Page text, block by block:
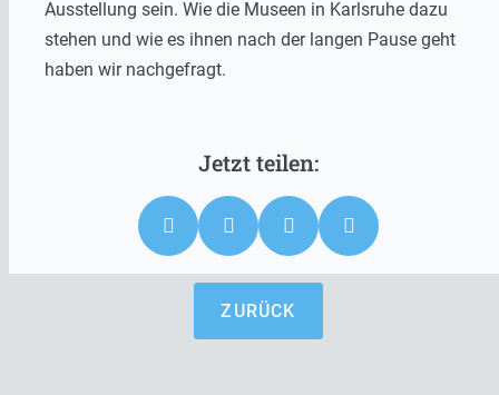
Ausstellung sein. Wie die Museen in Karlsruhe dazu
stehen und wie es ihnen nach der langen Pause geht
haben wir nachgefragt.
ZURÜCK